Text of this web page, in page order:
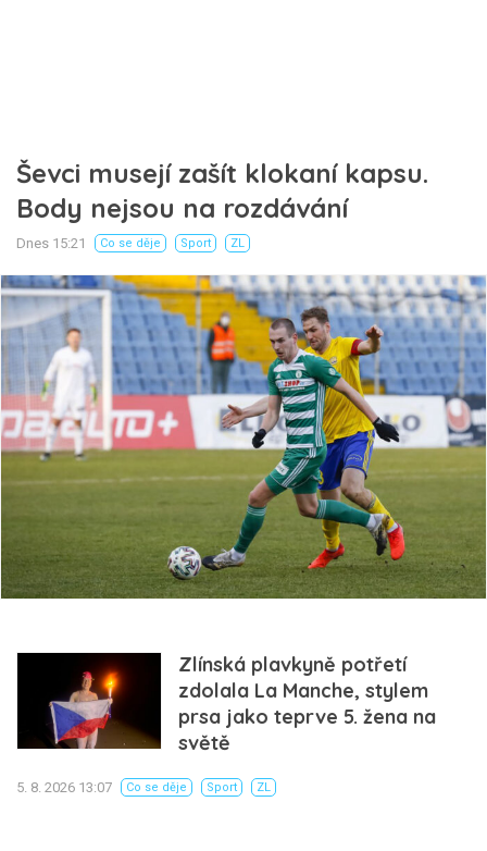
Ševci musejí zašít klokaní kapsu.
Body nejsou na rozdávání
Dnes 15:21 Co se děje Sport ZL
Zlínská plavkyně potřetí
zdolala La Manche, stylem
prsa jako teprve 5. žena na
světě
5. 8. 2026 13:07 Co se děje Sport ZL